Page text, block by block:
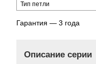
Тип петли
Гарантия — 3 года
Описание серии